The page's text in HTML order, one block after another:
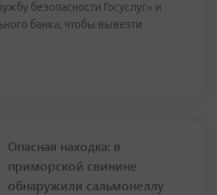
безопасности Госуслуг» и
банка, чтобы вывезти
Опасная находка: в
приморской свинине
обнаружили сальмонеллу